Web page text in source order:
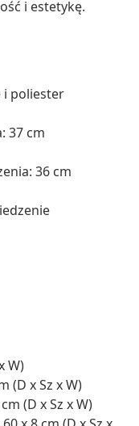
i estetykę.
i poliester
37 cm
36 cm
W)
(D x Sz x W)
(D x Sz x W)